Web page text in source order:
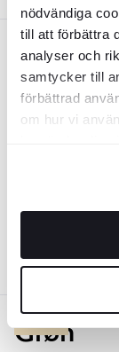
nödvändiga
till att förbättra
analyser och
samtycker till
förbättrad
om hur vi
Turkis
NATUCER
Natucer Vægflise
Blank-Relief 7x27 cm
Grøn